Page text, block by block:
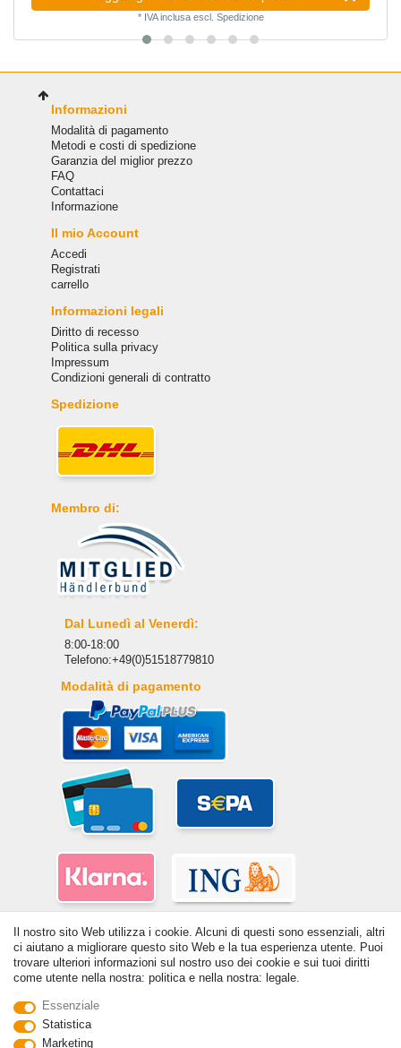
* IVA inclusaescl. Spedizione
Il nostro sito Web utilizza i cookie. Alcuni di questi sono essenziali, altri
ci aiutano a migliorare questo sito Web e la tua esperienza utente. Puoi
trovare ulteriori informazioni sul nostro uso dei cookie e sui tuoi diritti
come utente nella nostra: politica e nella nostra: legale.
Essenziale
Statistica
Marketing
Informazioni
Modalità di pagamento
Metodi e costi di spedizione
Garanzia del miglior prezzo
FAQ
Сontattaci
Informazione
Il mio Account
Accedi
Registrati
carrello
Informazioni legali
Diritto di recesso
Politica sulla privacy
Impressum
Condizioni generali di contratto
Spedizione
Membro di:
Dal Lunedì al Venerdì:
8:00-18:00
Telefono:+49(0)51518779810
Modalità di pagamento